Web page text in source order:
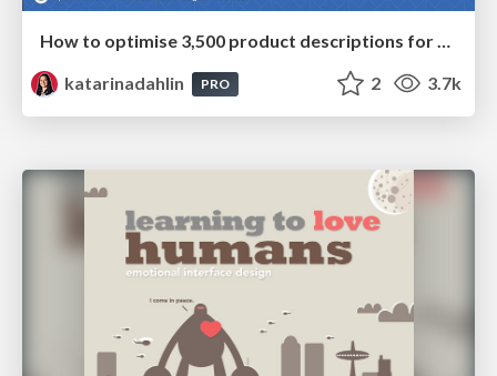
How to optimise 3,500 product descriptions for ecommerce in one day using ChatGPT
katarinadahlin
PRO 2 3.7k